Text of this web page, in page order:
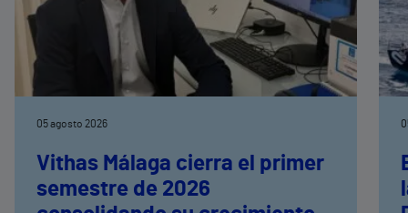
05 agosto 2026
Vithas Málaga cierra el primer
semestre de 2026